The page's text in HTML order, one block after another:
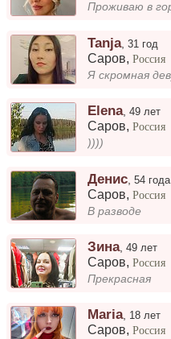
Tanja,31 год
Саров,Россия
Elena,49 лет
Саров,Россия
))))
Денис ,54 года
Саров,Россия
В разводе
Зина,49 лет
Саров,Россия
Прекрасная
Maria, 18 лет
Саров,Россия